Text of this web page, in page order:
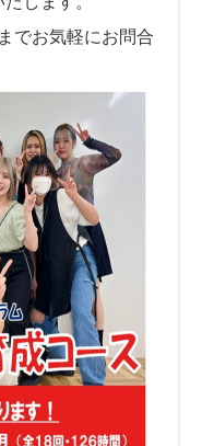
でお気軽にお問合